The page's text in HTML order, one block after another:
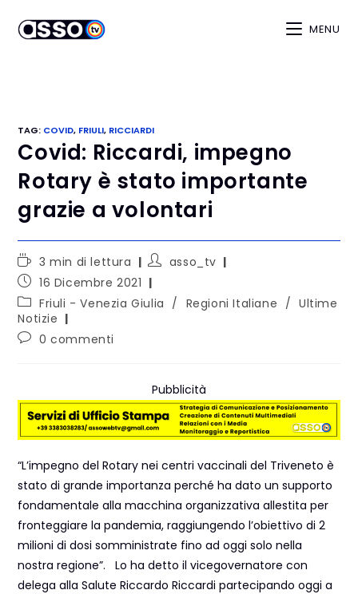
MENU
TAG: COVID, FRIULI, RICCIARDI
Covid: Riccardi, impegno
Rotary è stato importante
grazie a volontari
3 min di lettura
asso_tv
16 Dicembre 2021
Friuli - Venezia Giulia / Regioni Italiane / Ultime
Notizie
0 commenti
Pubblicità
“L’impegno del Rotary nei centri vaccinali del Triveneto è
stato di grande importanza perché ha dato un supporto
fondamentale alla macchina organizzativa allestita per
fronteggiare la pandemia, raggiungendo l’obiettivo di 2
milioni di dosi somministrate fino ad oggi solo nella
nostra regione”. Lo ha detto il vicegovernatore con
delega alla Salute Riccardo Riccardi partecipando oggi a